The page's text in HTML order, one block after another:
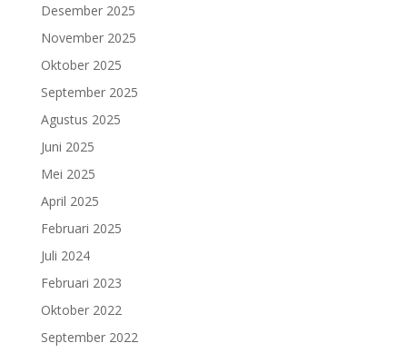
Desember 2025
November 2025
Oktober 2025
September 2025
Agustus 2025
Juni 2025
Mei 2025
April 2025
Februari 2025
Juli 2024
Februari 2023
Oktober 2022
September 2022